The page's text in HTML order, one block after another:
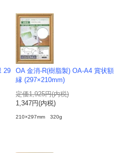
29
OA 金消-R(樹脂製) OA-A4 賞状額
縁 (297×210mm)
定価1,925円(内税)
1,347円(内税)
210×297mm 320g